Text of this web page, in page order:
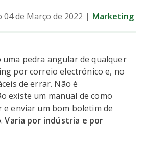
de Março de 2022 | Marketing
uma pedra angular de qualquer
por correio electrónico e, no
de errar. Não é
existe um manual de como
e enviar um bom boletim de
Varia por indústria e por